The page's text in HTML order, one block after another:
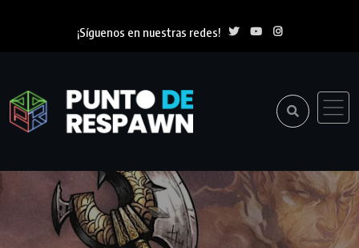
¡Síguenos en nuestras redes!